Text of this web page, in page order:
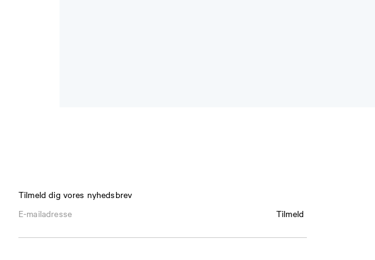
Tilmeld dig vores nyhedsbrev
Tilmeld